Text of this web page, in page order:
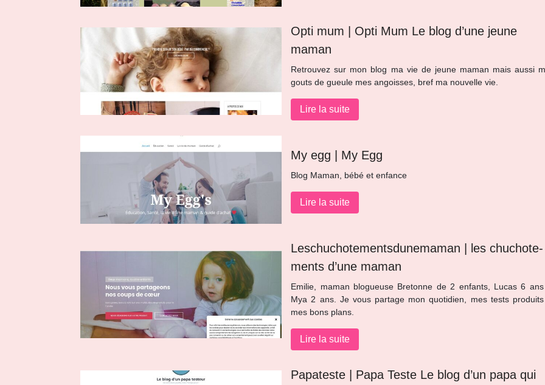
Opti mum | Opti Mum Le blog d’une jeune
maman
Retrouvez sur mon blog ma vie de jeune maman mais aussi
gouts de gueule mes angoisses, bref ma nouvelle vie.
Lire la suite
My egg | My Egg
Blog Maman, bébé et enfance
Lire la suite
Leschuchotements­dunema­man | les chuchote­
ments d’une maman
Emilie, maman blogueuse Bretonne de 2 enfants, Lucas 6
Mya 2 ans. Je vous partage mon quotidien, mes tests
mes bons plans.
Lire la suite
Papateste | Papa Teste Le blog d’un papa qui